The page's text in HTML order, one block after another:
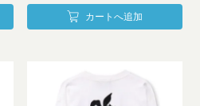
カートへ追加